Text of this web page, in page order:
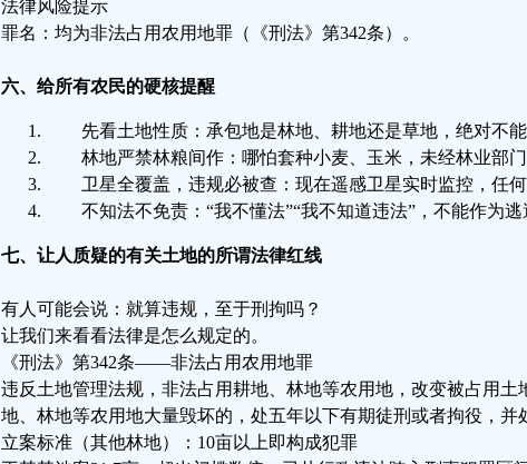
法律风险提示
罪名：均为非法占用农用地罪（《刑法》第342条）。
六、给所有农民的硬核提醒
先看土地性质：承包地是林地、耕地还是草地，绝对不
林地严禁林粮间作：哪怕套种小麦、玉米，未经林业部
卫星全覆盖，违规必被查：现在遥感卫星实时监控，任
不知法不免责：“我不懂法”“我不知道违法”，不能作为
七、让人质疑的有关土地的所谓法律红线
有人可能会说：就算违规，至于刑拘吗？
让我们来看看法律是怎么规定的。
《刑法》第342条——非法占用农用地罪
违反土地管理法规，非法占用耕地、林地等农用地，改变被占用土
地、林地等农用地大量毁坏的，处五年以下有期徒刑或者拘役，并
立案标准（其他林地）：10亩以上即构成犯罪